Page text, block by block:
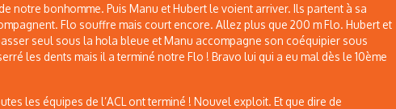
notre bonhomme. Puis Manu et Hubert le voient arriver. Ils partent à sa
Flo souffre mais court encore. Allez plus que 200 m Flo. Hubert et
seul sous la hola bleue et Manu accompagne son coéquipier sous
les dents mais il a terminé notre Flo ! Bravo lui qui a eu mal dès le 10ème
les équipes de l’ACL ont terminé ! Nouvel exploit. Et que dire de